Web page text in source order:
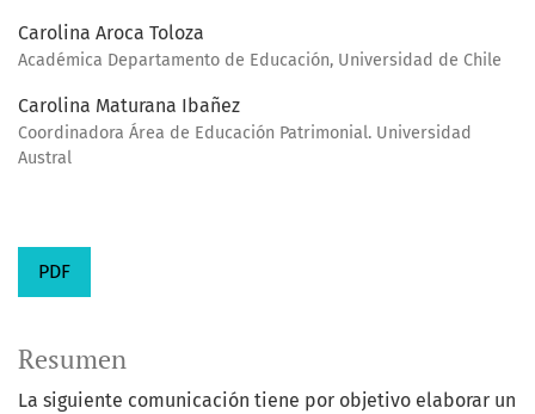
Carolina Aroca Toloza
Académica Departamento de Educación, Universidad de Chile
Carolina Maturana Ibañez
Coordinadora Área de Educación Patrimonial. Universidad
Austral
PDF
Resumen
La siguiente comunicación tiene por objetivo elaborar un